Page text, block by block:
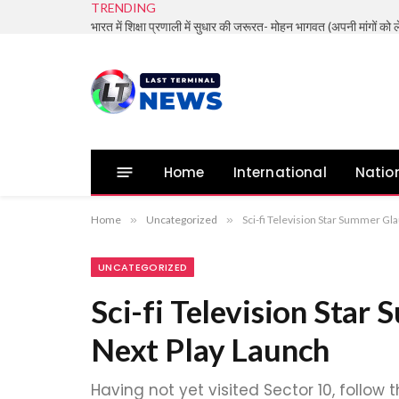
TRENDING
Home International
Home » Uncategorized » Sci-fi Television Star Summer
UNCATEGORIZED
Sci-fi Television Star
Next Play Launch
Having not yet visited Sector 10, follow